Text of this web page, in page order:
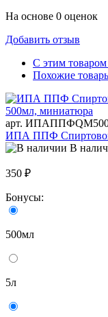
На основе 0 оценок
Добавить отзыв
С этим
Похожие
арт.
ИПА ППФ Спиртовой
В
350 ₽
Бонусы:
500мл
5л